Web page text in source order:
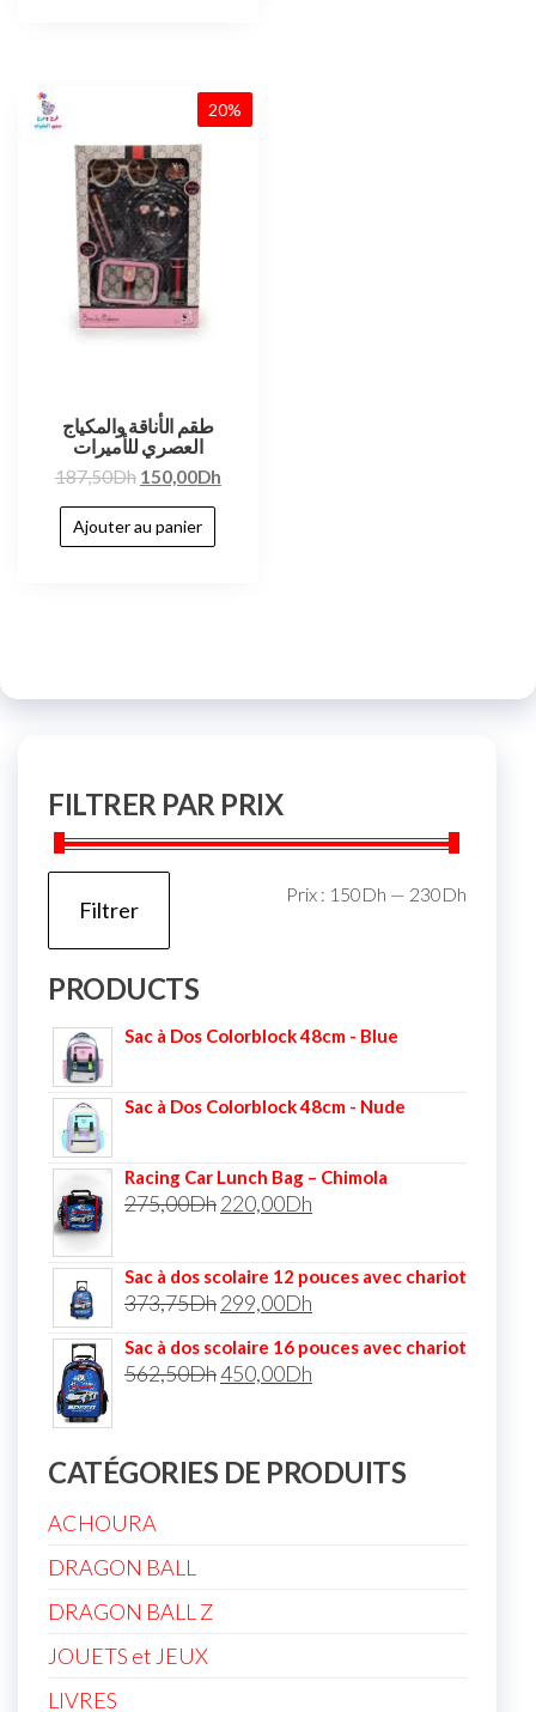
20%
طقم الأناقة والمكياج
العصري للأميرات
187,50Dh 150,00Dh
Ajouter au panier
FILTRER PAR PRIX
Filtrer
Prix : 150Dh — 230Dh
PRODUCTS
Sac à Dos Colorblock 48cm - Blue
Sac à Dos Colorblock 48cm - Nude
Racing Car Lunch Bag – Chimola
275,00Dh220,00Dh
Sac à dos scolaire 12 pouces avec chariot
373,75Dh299,00Dh
Sac à dos scolaire 16 pouces avec chariot
562,50Dh450,00Dh
CATÉGORIES DE PRODUITS
ACHOURA
DRAGON BALL
DRAGON BALL Z
JOUETS et JEUX
LIVRES